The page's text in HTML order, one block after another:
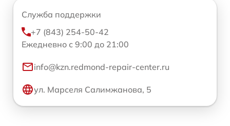
Служба поддержки
+7 (843) 254-50-42
Ежедневно с 9:00 до 21:00
info@kzn.redmond-repair-center.ru
ул. Марселя Салимжанова, 5